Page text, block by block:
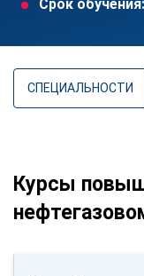
Срок обучения:
СПЕЦИАЛЬНОСТИ
Курсы